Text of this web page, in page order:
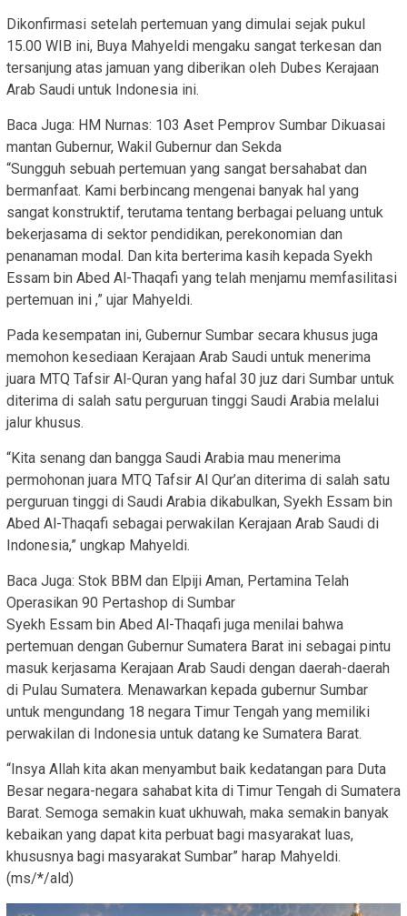
Dikonfirmasi setelah pertemuan yang dimulai sejak pukul
15.00 WIB ini, Buya Mahyeldi mengaku sangat terkesan dan
tersanjung atas jamuan yang diberikan oleh Dubes Kerajaan
Arab Saudi untuk Indonesia ini.
Baca Juga: HM Nurnas: 103 Aset Pemprov Sumbar Dikuasai
mantan Gubernur, Wakil Gubernur dan Sekda
“Sungguh sebuah pertemuan yang sangat bersahabat dan
bermanfaat. Kami berbincang mengenai banyak hal yang
sangat konstruktif, terutama tentang berbagai peluang untuk
bekerjasama di sektor pendidikan, perekonomian dan
penanaman modal. Dan kita berterima kasih kepada Syekh
Essam bin Abed Al-Thaqafi yang telah menjamu memfasilitasi
pertemuan ini ,” ujar Mahyeldi.
Pada kesempatan ini, Gubernur Sumbar secara khusus juga
memohon kesediaan Kerajaan Arab Saudi untuk menerima
juara MTQ Tafsir Al-Quran yang hafal 30 juz dari Sumbar untuk
diterima di salah satu perguruan tinggi Saudi Arabia melalui
jalur khusus.
“Kita senang dan bangga Saudi Arabia mau menerima
permohonan juara MTQ Tafsir Al Qur’an diterima di salah satu
perguruan tinggi di Saudi Arabia dikabulkan, Syekh Essam bin
Abed Al-Thaqafi sebagai perwakilan Kerajaan Arab Saudi di
Indonesia,” ungkap Mahyeldi.
Baca Juga: Stok BBM dan Elpiji Aman, Pertamina Telah
Operasikan 90 Pertashop di Sumbar
Syekh Essam bin Abed Al-Thaqafi juga menilai bahwa
pertemuan dengan Gubernur Sumatera Barat ini sebagai pintu
masuk kerjasama Kerajaan Arab Saudi dengan daerah-daerah
di Pulau Sumatera. Menawarkan kepada gubernur Sumbar
untuk mengundang 18 negara Timur Tengah yang memiliki
perwakilan di Indonesia untuk datang ke Sumatera Barat.
“Insya Allah kita akan menyambut baik kedatangan para Duta
Besar negara-negara sahabat kita di Timur Tengah di Sumatera
Barat. Semoga semakin kuat ukhuwah, maka semakin banyak
kebaikan yang dapat kita perbuat bagi masyarakat luas,
khususnya bagi masyarakat Sumbar” harap Mahyeldi.
(ms/*/ald)